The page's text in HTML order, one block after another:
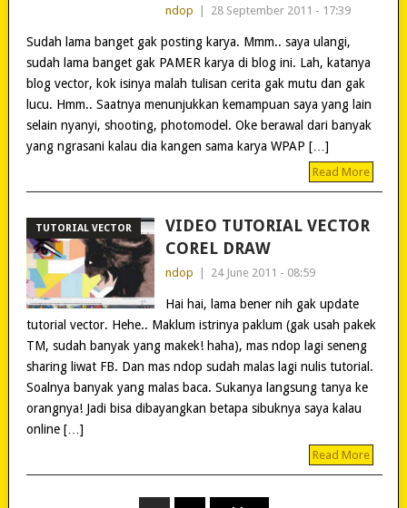
ndop 28 September 2011 - 17:39
Sudah lama banget gak posting karya. Mmm.. saya ulangi,
sudah lama banget gak PAMER karya di blog ini. Lah, katanya
blog vector, kok isinya malah tulisan cerita gak mutu dan gak
lucu. Hmm.. Saatnya menunjukkan kemampuan saya yang lain
selain nyanyi, shooting, photomodel. Oke berawal dari banyak
yang ngrasani kalau dia kangen sama karya WPAP […]
Read More
TUTORIAL VECTOR
VIDEO TUTORIAL VECTOR
COREL DRAW
ndop 24 June 2011 - 08:59
Hai hai, lama bener nih gak update
tutorial vector. Hehe.. Maklum istrinya paklum (gak usah pakek
TM, sudah banyak yang makek! haha), mas ndop lagi seneng
sharing liwat FB. Dan mas ndop sudah malas lagi nulis tutorial.
Soalnya banyak yang malas baca. Sukanya langsung tanya ke
orangnya! Jadi bisa dibayangkan betapa sibuknya saya kalau
online […]
Read More